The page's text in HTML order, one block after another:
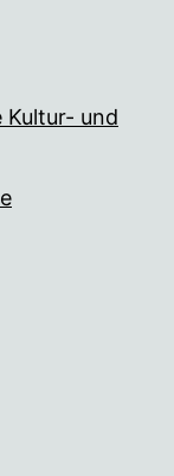
und